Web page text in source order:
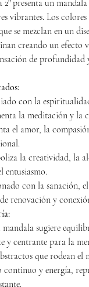
presenta un
vibrantes. Los
se mezclan en un
creando un efecto
de profundidad
con la
la meditación y la
el amor, la
la creatividad, la
entusiasmo.
con la sanación,
renovación y
mandala sugiere
y centrante para la
que rodean el
continuo y energía,